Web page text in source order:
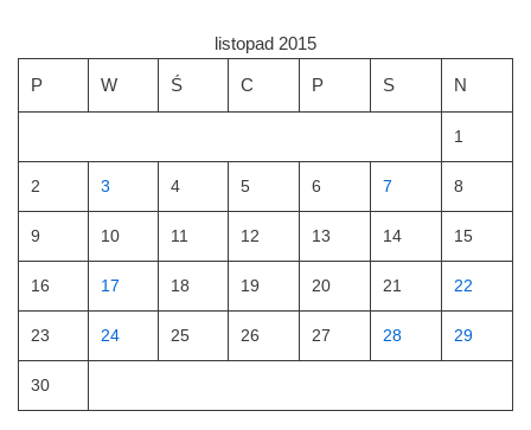
listopad 2015
P W Ś C P S N
1
2 3 4 5 6 7 8
9 10 11 12 13 14 15
16 17 18 19 20 21 22
23 24 25 26 27 28 29
30